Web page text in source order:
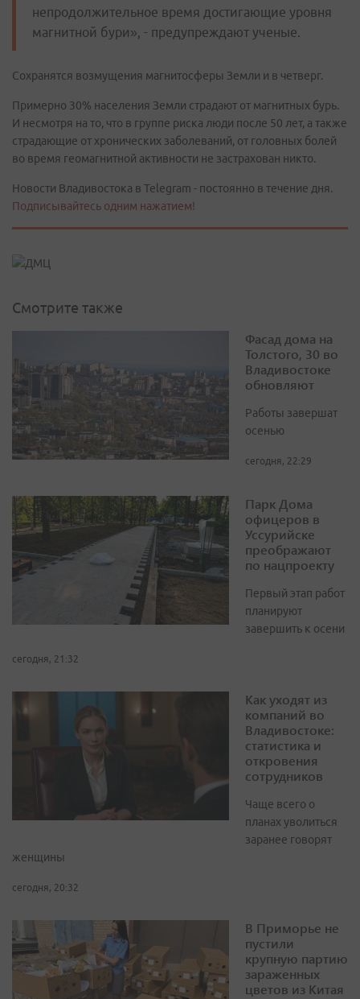
непродолжительное время достигающие уровня
магнитной бури», - предупреждают ученые.
Сохранятся возмущения магнитосферы Земли и в четверг.
Примерно 30% населения Земли страдают от магнитных бурь.
И несмотря на то, что в группе риска люди после 50 лет, а также
страдающие от хронических заболеваний, от головных болей
во время геомагнитной активности не застрахован никто.
Новости Владивостока в Telegram - постоянно в течение дня.
Подписывайтесь одним нажатием!
Смотрите также
Фасад дома на
Толстого, 30 во
Владивостоке
обновляют
Работы завершат
осенью
сегодня, 22:29
Парк Дома
офицеров в
Уссурийске
преображают
по нацпроекту
Первый этап работ
планируют
завершить к осени
сегодня, 21:32
Как уходят из
компаний во
Владивостоке:
статистика и
откровения
сотрудников
Чаще всего о
планах уволиться
заранее говорят
женщины
сегодня, 20:32
В Приморье не
пустили
крупную партию
зараженных
цветов из Китая